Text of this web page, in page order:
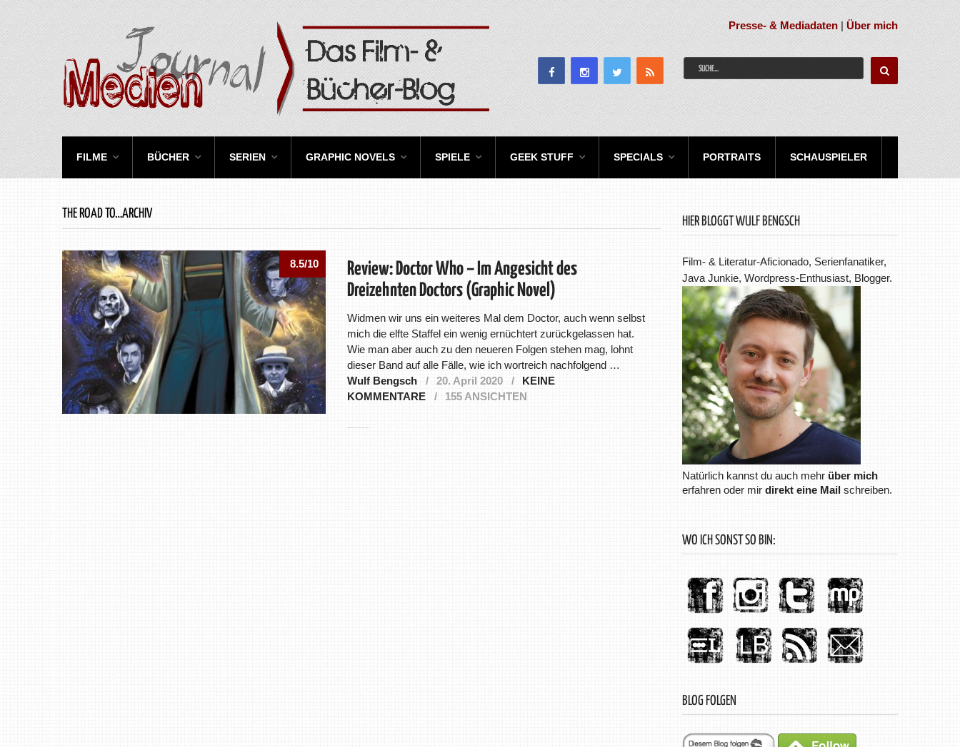
Presse- & Mediadaten |Über mich
FILME BÜCHER SERIEN GRAPHIC NOVELS SPIELE GEEK STUFF SPECIALS PORTRAITS SCHAUSPIELER
THE ROAD TO…ARCHIV
8.5/10
Review: Doctor Who – Im Angesicht des
Dreizehnten Doctors (Graphic Novel)
Widmen wir uns ein weiteres Mal dem Doctor, auch wenn selbst
mich die elfte Staffel ein wenig ernüchtert zurückgelassen hat.
Wie man aber auch zu den neueren Folgen stehen mag, lohnt
dieser Band auf alle Fälle, wie ich wortreich nachfolgend …
Wulf Bengsch
20. April 2020
KEINE
KOMMENTARE
155 ANSICHTEN
HIER BLOGGT WULF BENGSCH
Film- & Literatur-Aficionado, Serienfanatiker,
Java Junkie, Wordpress-Enthusiast, Blogger.
Natürlich kannst du auch mehr über mich
erfahren oder mirdirekt eine Mail schreiben.
WO ICH SONST SO BIN:
BLOG FOLGEN